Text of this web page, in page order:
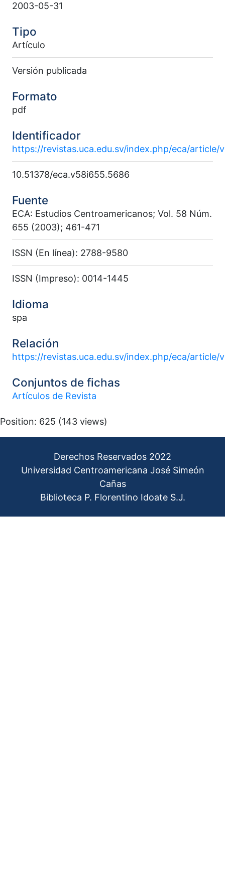
2003-05-31
Tipo
Artículo
Versión publicada
Formato
pdf
Identificador
https://revistas.uca.edu.sv/index.php/eca/article/
10.51378/eca.v58i655.5686
Fuente
ECA: Estudios Centroamericanos; Vol. 58 Núm.
655 (2003); 461-471
ISSN (En línea): 2788-9580
ISSN (Impreso): 0014-1445
Idioma
spa
Relación
https://revistas.uca.edu.sv/index.php/eca/article/
Conjuntos de fichas
Artículos de Revista
Position: 625 (143 views)
Derechos Reservados 2022
Universidad Centroamericana José Simeón
Cañas
Biblioteca P. Florentino Idoate S.J.